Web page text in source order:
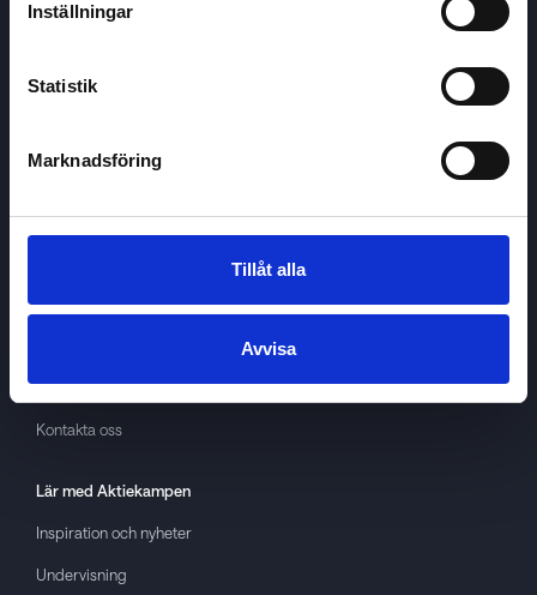
Inställningar
Statistik
Marknadsföring
Tillåt alla
Avvisa
OmAktiekampen
About cookies
GDPR
Kontakta oss
Lär med Aktiekampen
Inspiration och nyheter
Undervisning